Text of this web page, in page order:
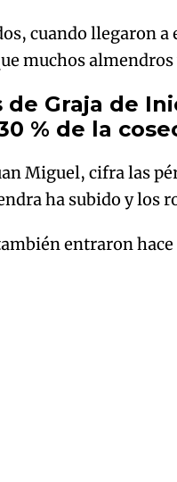
cuando llegaron a
muchos almendros
Graja de
% de la
Miguel, cifra las
ha subido y los
entraron